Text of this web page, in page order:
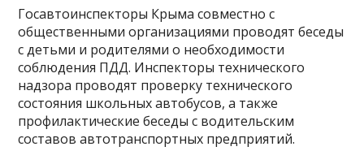
Госавтоинспекторы Крыма совместно с
общественными организациями проводят беседы
с детьми и родителями о необходимости
соблюдения ПДД. Инспекторы технического
надзора проводят проверку технического
состояния школьных автобусов, а также
профилактические беседы с водительским
составов автотранспортных предприятий.